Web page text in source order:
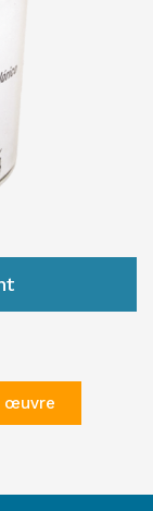
œuvre